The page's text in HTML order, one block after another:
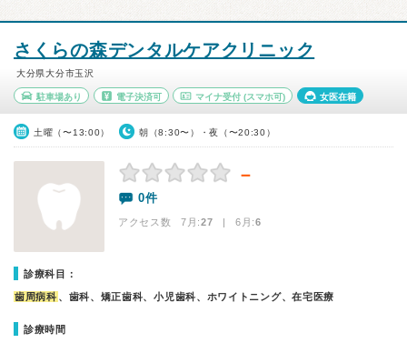
さくらの森デンタルケアクリニック
大分県大分市玉沢
駐車場あり 電子決済可 マイナ受付 (スマホ可) 女医在籍
土曜（〜13:00） 朝（8:30〜）・夜（〜20:30）
－
0件
アクセス数 7月:27 | 6月:6
診療科目：
歯周病科 、歯科、矯正歯科、小児歯科、ホワイトニング、在宅医療
診療時間